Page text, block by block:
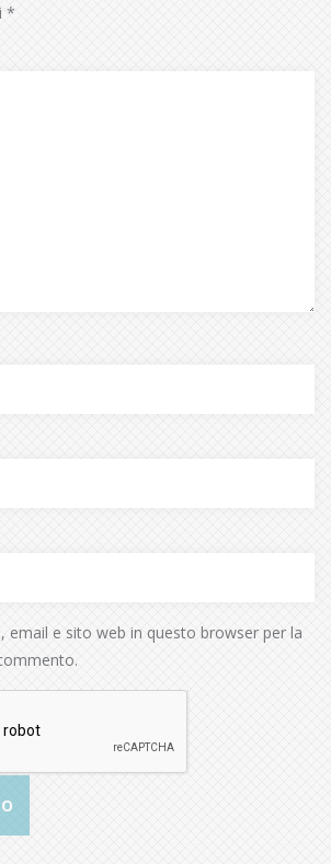
*
email e sito web in questo browser per la